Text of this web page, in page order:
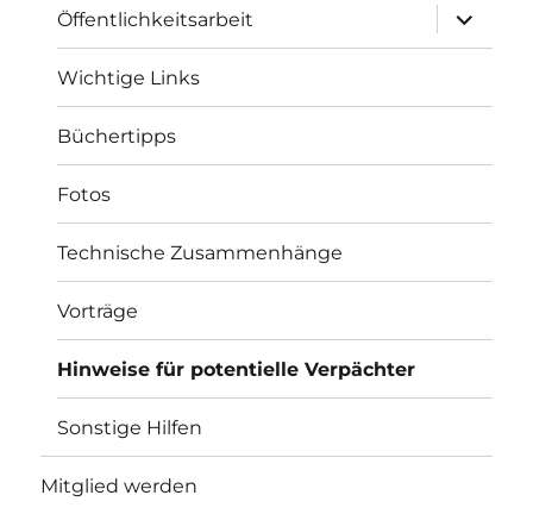
Öffentlichkeitsarbeit
anzeigen
Wichtige Links
Büchertipps
Fotos
Technische Zusammenhänge
Vorträge
Hinweise für potentielle Verpächter
Sonstige Hilfen
Mitglied werden